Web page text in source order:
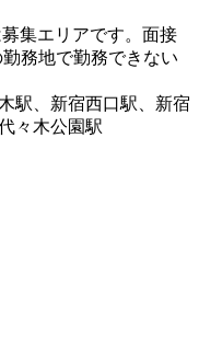
集エリアです。面接
務地で勤務できない
駅、新宿西口駅、新宿
々木公園駅